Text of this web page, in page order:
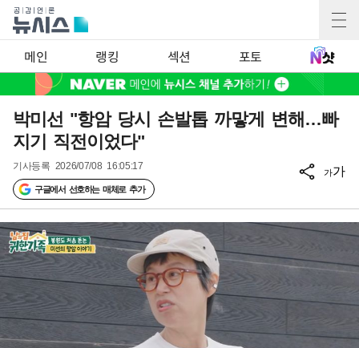
메인 랭킹 섹션 포토
박미선 "항암 당시 손발톱 까맣게 변해…빠
지기 직전이었다"
기사등록 2026/07/08 16:05:17
구글에서 선호하는 매체로 추가
가가